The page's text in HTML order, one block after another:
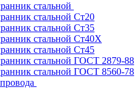
стальной
стальной Ст20
стальной Ст35
стальной Ст40Х
стальной Ст45
стальной ГОСТ 2879-88
стальной ГОСТ 8560-78